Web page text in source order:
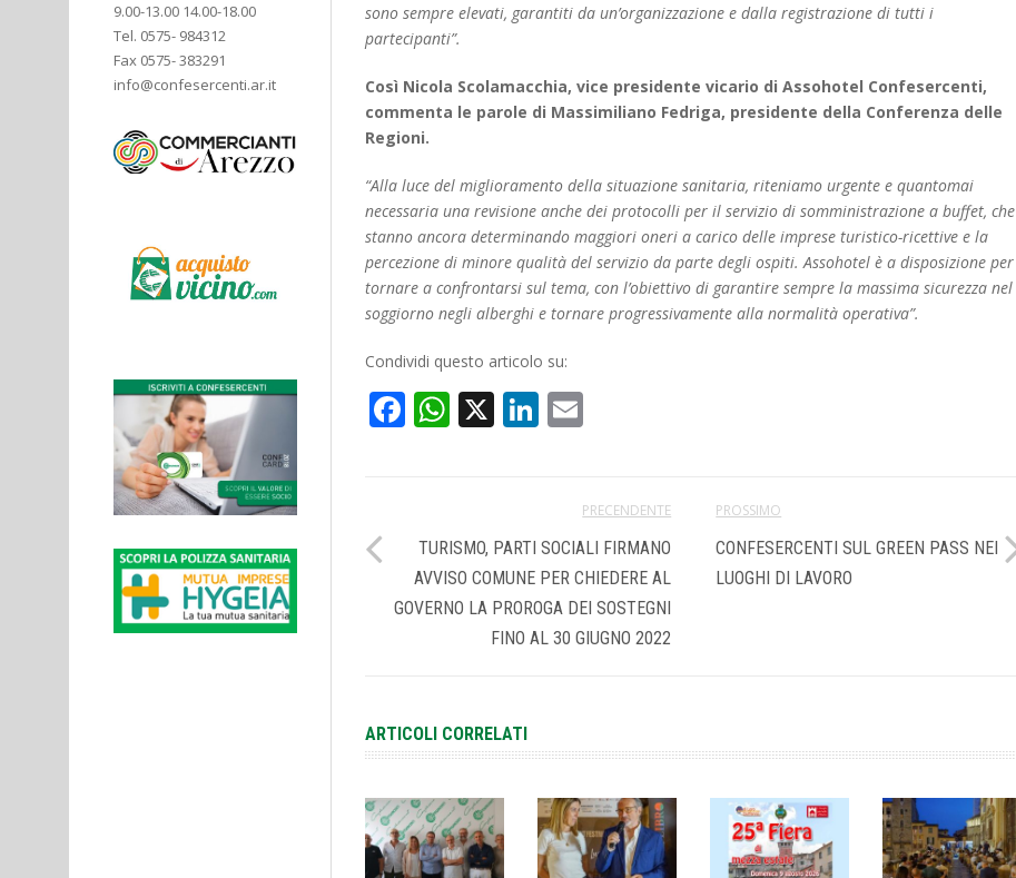
sono sempre elevati, garantiti da un’organizzazione e dalla registrazione di tutti i
partecipanti”.
Così Nicola Scolamacchia, vice presidente vicario di Assohotel Confesercenti,
commenta le parole di Massimiliano Fedriga, presidente della Conferenza delle
Regioni.
“Alla luce del miglioramento della situazione sanitaria, riteniamo urgente e quantomai
necessaria una revisione anche dei protocolli per il servizio di somministrazione a buffet, che
stanno ancora determinando maggiori oneri a carico delle imprese turistico-ricettive e la
percezione di minore qualità del servizio da parte degli ospiti. Assohotel è a disposizione per
tornare a confrontarsi sul tema, con l’obiettivo di garantire sempre la massima sicurezza nel
soggiorno negli alberghi e tornare progressivamente alla normalità operativa”.
Condividi questo articolo su:
Facebook
WhatsApp
X LinkedIn
PRECENDENTE
TURISMO, PARTI SOCIALI FIRMANO
AVVISO COMUNE PER CHIEDERE AL
GOVERNO LA PROROGA DEI SOSTEGNI
FINO AL 30 GIUGNO 2022
PROSSIMO
CONFESERCENTI SUL GREEN PASS NEI
LUOGHI DI LAVORO
ARTICOLI CORRELATI
9.00-13.00 14.00-18.00
Tel. 0575- 984312
Fax 0575- 383291
info@confesercenti.ar.it